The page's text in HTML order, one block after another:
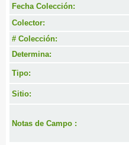
Fecha Colección:
Colector:
# Colección:
Determina:
Tipo:
Sitio:
Notas de Campo :